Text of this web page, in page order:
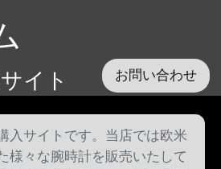
イト お問い合わせ
入サイトです。当店では欧米
様々な腕時計を販売いたして